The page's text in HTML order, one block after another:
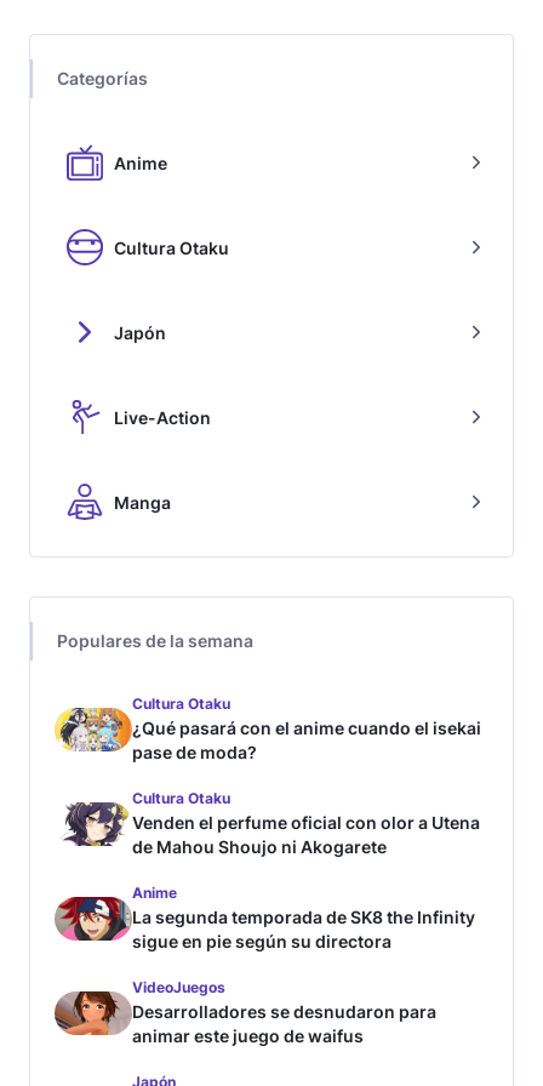
Categorías
Anime
Cultura Otaku
Japón
Live-Action
Manga
Populares de la semana
Cultura Otaku
¿Qué pasará con el anime cuando el isekai
pase de moda?
Cultura Otaku
Venden el perfume oficial con olor a Utena
de Mahou Shoujo ni Akogarete
Anime
La segunda temporada de SK8 the Infinity
sigue en pie según su directora
VideoJuegos
Desarrolladores se desnudaron para
animar este juego de waifus
Japón